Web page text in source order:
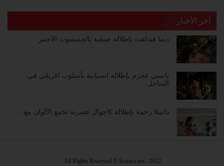
آخر الأخبار
ديما قندلفت بإطلالة صيفية بالجمبسوت الأحمر
نانسي عجرم بإطلالة انسيابية بأسلوب اغريقي في
الساحل…
دانييلا رحمة بإطلالة كاجوال عصرية تجمع الألوان مع…
2022 - All Rights Reserved © Sonara.net